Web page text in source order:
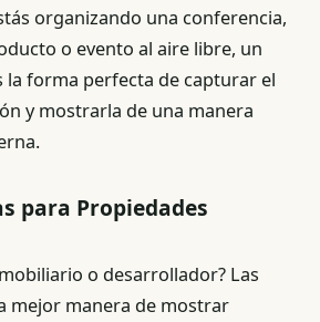
organizando una conferencia,
o evento al aire libre, un
la forma perfecta de capturar el
y mostrarla de una manera
para Propiedades
o desarrollador? Las
mejor manera de mostrar